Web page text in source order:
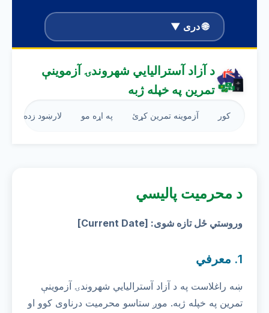
🌐 دری ▼
د آزاد آسترالیایي شهروندۍ آزموینې
تمرین په خپله ژبه
کور آزموینه تمرین کړئ په اړه مو لارښود زده کړه
د محرمیت پالیسي
وروستي ځل تازه شوی: [Current Date]
1. معرفي
ښه راغلاست په د آزاد آسترالیایي شهروندۍ آزموینې
تمرین په خپله ژبه. موږ ستاسو محرمیت درناوی کوو او